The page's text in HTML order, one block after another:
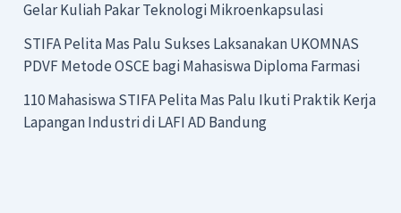
Gelar Kuliah Pakar Teknologi Mikroenkapsulasi
STIFA Pelita Mas Palu Sukses Laksanakan UKOMNAS
PDVF Metode OSCE bagi Mahasiswa Diploma Farmasi
110 Mahasiswa STIFA Pelita Mas Palu Ikuti Praktik Kerja
Lapangan Industri di LAFI AD Bandung